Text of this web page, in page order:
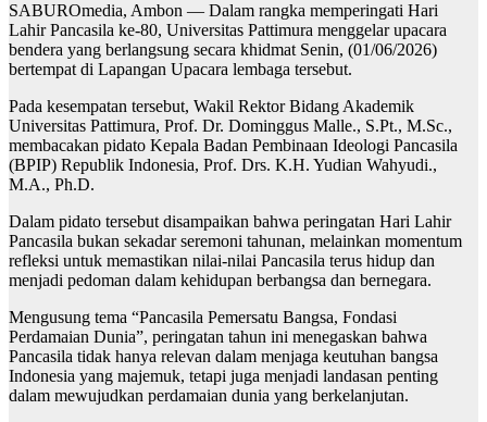
SABUROmedia, Ambon — Dalam rangka memperingati Hari
Lahir Pancasila ke-80, Universitas Pattimura menggelar upacara
bendera yang berlangsung secara khidmat Senin, (01/06/2026)
bertempat di Lapangan Upacara lembaga tersebut.
Pada kesempatan tersebut, Wakil Rektor Bidang Akademik
Universitas Pattimura, Prof. Dr. Dominggus Malle., S.Pt., M.Sc.,
membacakan pidato Kepala Badan Pembinaan Ideologi Pancasila
(BPIP) Republik Indonesia, Prof. Drs. K.H. Yudian Wahyudi.,
M.A., Ph.D.
Dalam pidato tersebut disampaikan bahwa peringatan Hari Lahir
Pancasila bukan sekadar seremoni tahunan, melainkan momentum
refleksi untuk memastikan nilai-nilai Pancasila terus hidup dan
menjadi pedoman dalam kehidupan berbangsa dan bernegara.
Mengusung tema “Pancasila Pemersatu Bangsa, Fondasi
Perdamaian Dunia”, peringatan tahun ini menegaskan bahwa
Pancasila tidak hanya relevan dalam menjaga keutuhan bangsa
Indonesia yang majemuk, tetapi juga menjadi landasan penting
dalam mewujudkan perdamaian dunia yang berkelanjutan.